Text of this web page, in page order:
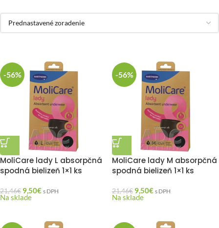
-56%
MoliCare lady L absorpčná
spodná bielizeň 1×1 ks
21,46€ 9,50€ s DPH
Na sklade
-56%
MoliCare lady M absorpčná
spodná bielizeň 1×1 ks
21,46€ 9,50€ s DPH
Na sklade